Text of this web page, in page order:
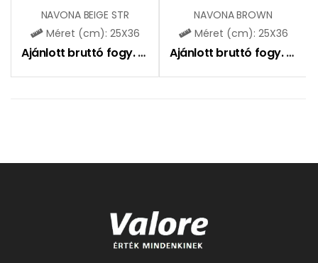
NAVONA BEIGE STR
Méret (cm): 25X36
Ajánlott bruttó fogy. ár: 7850Ft
NAVONA BROWN
Méret (cm): 25X36
Ajánlott bruttó fogy. ár: